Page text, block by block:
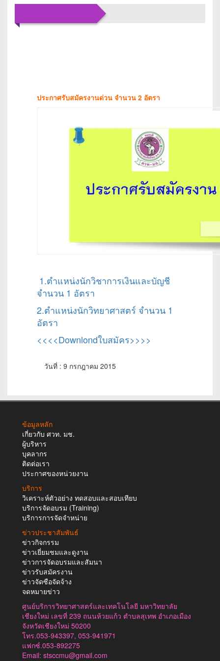
ประกาศรับสมัครงานด่วน จำนวน 2 อัตรา
1.ตำแหน่งนักวิชาการเงินและบัญชี
จำนวน 1 อัตรา
2.ตำแหน่งนักวิทยาศาสตร์ จำนวน 1
อัตรา
<<<<Downlondใบสมัคร>>>>
วันที่ : 9 กรกฎาคม 2015
ข้อมูลหลัก
เกี่ยวกับ ศวท. มช.
ผู้บริหาร
บุคลากร
ติดต่อเรา
ประกาศของหน่วยงาน
บริการ
วิเคราะห์ตัวอย่าง ทดสอบและสอบเทียบ
บริการจัดอบรม (Training)
บริการการจัดจำหน่าย
ข่าวประชาสัมพันธ์
ข่าวกิจกรรม
ข่าวเยี่ยมชมและดูงาน
ข่าวการจัดอบรมและสัมนา
ข่าวรับสมัครงาน
ข่าวจัดซือจัดจ้าง
จดหมายข่าว
ศูนย์บริการวิทยาศาสตร์และเทคโนโลยี มหาวิทยาลัย
เชียงใหม่ เลขที่ 239 ถนนห้วยแก้ว ตำบลสุเทพ อำเภอเมือง
จังหวัดเชียงใหม่ 50200
โทร.053-943397, 053-941971
แฟกซ์.053-892275
Email: stsccmu@gmail.com